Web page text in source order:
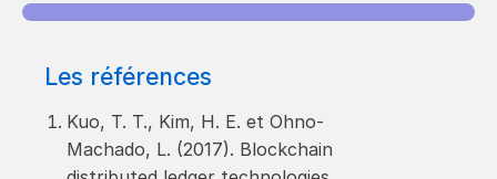
Les références
Kuo, T. T., Kim, H. E. et Ohno-
Machado, L. (2017). Blockchain